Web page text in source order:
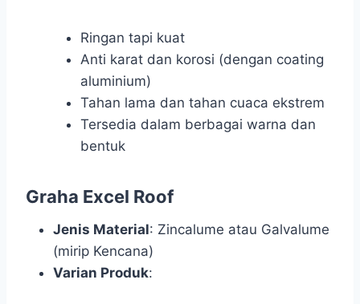
Ringan tapi kuat
Anti karat dan korosi (dengan coating
aluminium)
Tahan lama dan tahan cuaca ekstrem
Tersedia dalam berbagai warna dan
bentuk
Graha Excel Roof
Jenis Material: Zincalume atau Galvalume
(mirip Kencana)
Varian Produk: